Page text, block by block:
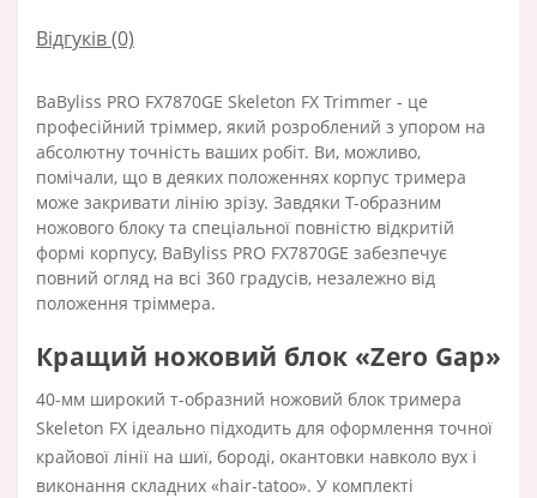
Відгуків (0)
BaByliss PRO FX7870GE Skeleton FX Trimmer - це
професійний тріммер, який розроблений з упором на
абсолютну точність ваших робіт. Ви, можливо,
помічали, що в деяких положеннях корпус тримера
може закривати лінію зрізу. Завдяки Т-образним
ножового блоку та спеціальної повністю відкритій
формі корпусу, BaByliss PRO FX7870GE забезпечує
повний огляд на всі 360 градусів, незалежно від
положення тріммера.
Кращий ножовий блок «Zero Gap»
40-мм широкий т-образний ножовий блок тримера
Skeleton FX ідеально підходить для оформлення точної
крайової лінії на шиї, бороді, окантовки навколо вух і
виконання складних «hair-tatoo». У комплекті